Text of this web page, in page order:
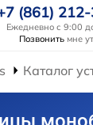
(861)
Ежедневно с 9:00
Позвонить мне
Каталог